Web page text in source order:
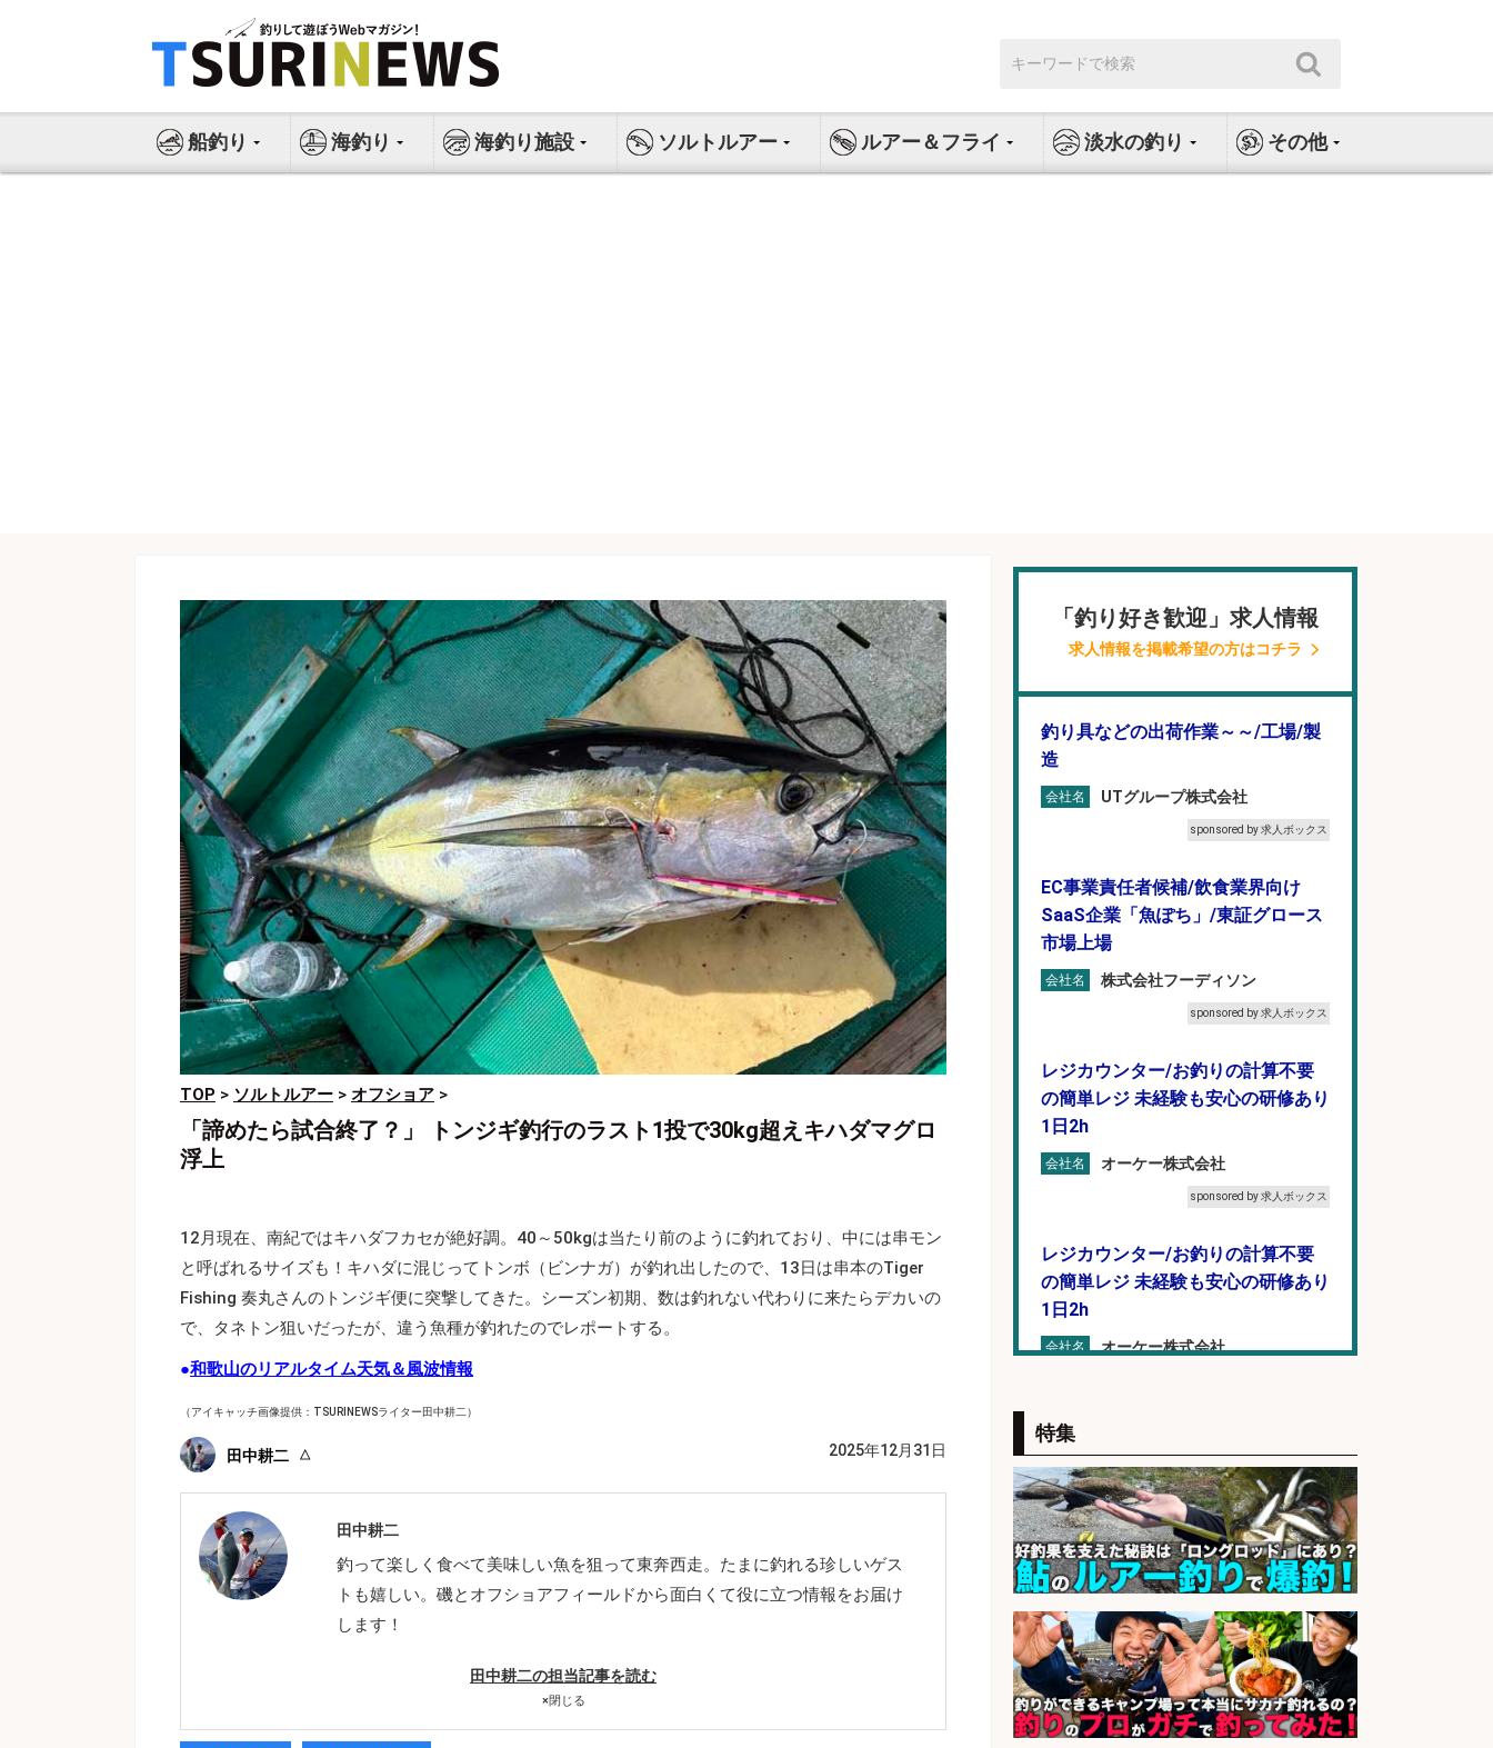
ス
索:
船釣り 海釣り 海釣り施設 ソルトルアー ルアー＆フライ 淡水の釣り その他
TOP > ソルトルアー > オフショア >
「諦めたら試合終了？」 トンジギ釣行のラスト1投で30kg超えキハダマグロ
浮上
12月現在、南紀ではキハダフカセが絶好調。40～50kgは当たり前のように釣れており、中には串モン
と呼ばれるサイズも！キハダに混じってトンボ（ビンナガ）が釣れ出したので、13日は串本のTiger
Fishing 奏丸さんのトンジギ便に突撃してきた。シーズン初期、数は釣れない代わりに来たらデカいの
で、タネトン狙いだったが、違う魚種が釣れたのでレポートする。
●和歌山のリアルタイム天気＆風波情報
（アイキャッチ画像提供：TSURINEWSライター田中耕二）
田中耕二 2025年12月31日
田中耕二
釣って楽しく食べて美味しい魚を狙って東奔西走。たまに釣れる珍しいゲス
トも嬉しい。磯とオフショアフィールドから面白くて役に立つ情報をお届け
します！
田中耕二の担当記事を読む
×閉じる
「釣り好き歓迎」求人情報
求人情報を掲載希望の方はコチラ
釣り具などの出荷作業～～/工場/製
造
会社名 UTグループ株式会社
sponsored by 求人ボックス
EC事業責任者候補/飲食業界向け
SaaS企業「魚ぽち」/東証グロース
市場上場
会社名 株式会社フーディソン
sponsored by 求人ボックス
レジカウンター/お釣りの計算不要
の簡単レジ 未経験も安心の研修あり
1日2h
会社名 オーケー株式会社
sponsored by 求人ボックス
レジカウンター/お釣りの計算不要
の簡単レジ 未経験も安心の研修あり
1日2h
会社名 オーケー株式会社
レジカウンター/お釣りの計算不要
の簡単レジ 未経験も安心の研修あり
1日2h
会社名 オーケー株式会社
sponsored by 求人ボックス
レジカウンター/夕方勤務で時給UP
お釣りの計算不要の簡単レジ1日2時
間
会社名 オーケー株式会社
特集